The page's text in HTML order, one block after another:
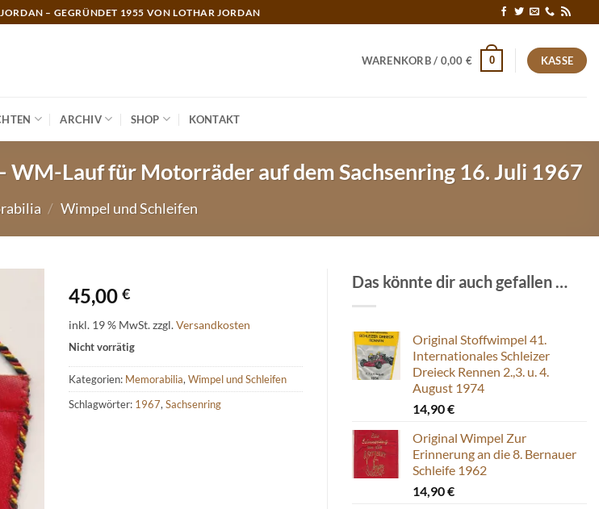
– GEGRÜNDET 1955 VON LOTHAR JORDAN
WARENKORB / 0,00 € 0 KASSE
ARCHIV SHOP KONTAKT
WM-Lauf für Motorräder auf dem Sachsenring 16. Juli 1967
/ Wimpel und Schleifen
45,00 €
inkl. 19 % MwSt.zzgl.Versandkosten
Nicht vorrätig
Kategorien: Memorabilia, Wimpel und Schleifen
Schlagwörter: 1967, Sachsenring
Das könnte dir auch gefallen …
Original Stoffwimpel 41.
Internationales Schleizer
Dreieck Rennen 2.,3. u. 4.
August 1974
14,90€
Original Wimpel Zur
Erinnerung an die 8. Bernauer
Schleife 1962
14,90€